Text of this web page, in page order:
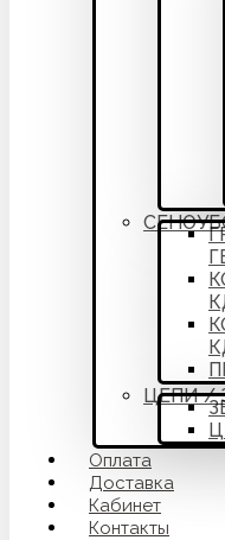
ЦЕПИ /
Оплата
Доставка
Кабинет
Контакты